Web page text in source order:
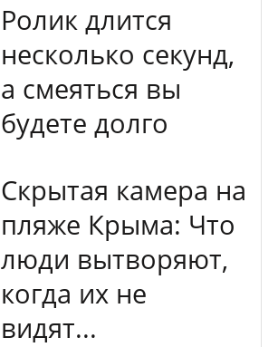
Ролик длится
несколько секунд,
а смеяться вы
будете долго
Скрытая камера на
пляже Крыма: Что
люди вытворяют,
когда их не
видят...